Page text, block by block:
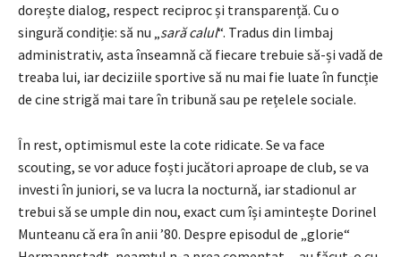
dorește dialog, respect reciproc și transparență. Cu o
singură condiție: să nu „sară calul“. Tradus din limbaj
administrativ, asta înseamnă că fiecare trebuie să-și vadă de
treaba lui, iar deciziile sportive să nu mai fie luate în funcție
de cine strigă mai tare în tribună sau pe rețelele sociale.
În rest, optimismul este la cote ridicate. Se va face
scouting, se vor aduce foști jucători aproape de club, se va
investi în juniori, se va lucra la nocturnă, iar stadionul ar
trebui să se umple din nou, exact cum își amintește Dorinel
Munteanu că era în anii ’80. Despre episodul de „glorie“